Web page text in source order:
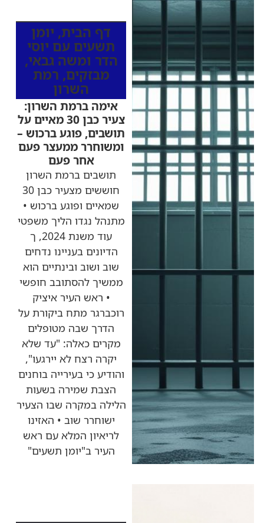
דף הבית, יומן
תשעים עם יוסי
הדר ומשה גבאי,
מבזקים, רמת
השרון
אימה ברמת השרון:
צעיר כבן 30 מאיים על
תושבים, פוגע ברכוש –
ומשוחרר ממעצר פעם
אחר פעם
תושבים ברמת השרון
חוששים מצעיר כבן 30
שמאיים ופוגע ברכוש •
מתנהל נגדו הליך משפטי
עוד משנת 2024, ך
הדיונים בעניינו נדחים
שוב ושוב ובינתיים הוא
ממשיך להסתובב חופשי
• ראש העיר איציק
רוכברגר מתח ביקורת על
הדרך שבה מטופלים
מקרים כאלה: "עד שלא
יקרה רצח לא יירגעו",
והודיע כי בעירייה בוחנים
הצבת שמירה בשעות
הלילה במקרה שבו הצעיר
ישוחרר שוב • האזינו
לריאיון המלא עם ראש
העיר ב"יומן תשעים"